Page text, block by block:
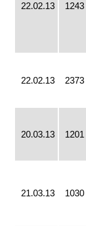
22.02.13 1243
22.02.13 2373
20.03.13 1201
21.03.13 1030